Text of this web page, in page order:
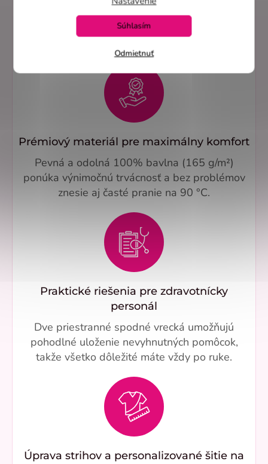
Odmietnuť
Súhlasím
Zdravotnícka košeľa LILI 100%BA – Perlička®
vyniká zúženým princes strihom, ktorý lichotí
Prémiový materiál pre maximálny komfort
Pevná a odolná 100% bavlna (165 g/m²)
ponúka výnimočnú trvácnosť a bez problémov
znesie aj časté pranie na 90 °C.
Praktické riešenia pre zdravotnícky
personál
Dve priestranné spodné vrecká umožňujú
pohodlné uloženie nevyhnutných pomôcok,
takže všetko dôležité máte vždy po ruke.
Úprava strihov a personalizované šitie na